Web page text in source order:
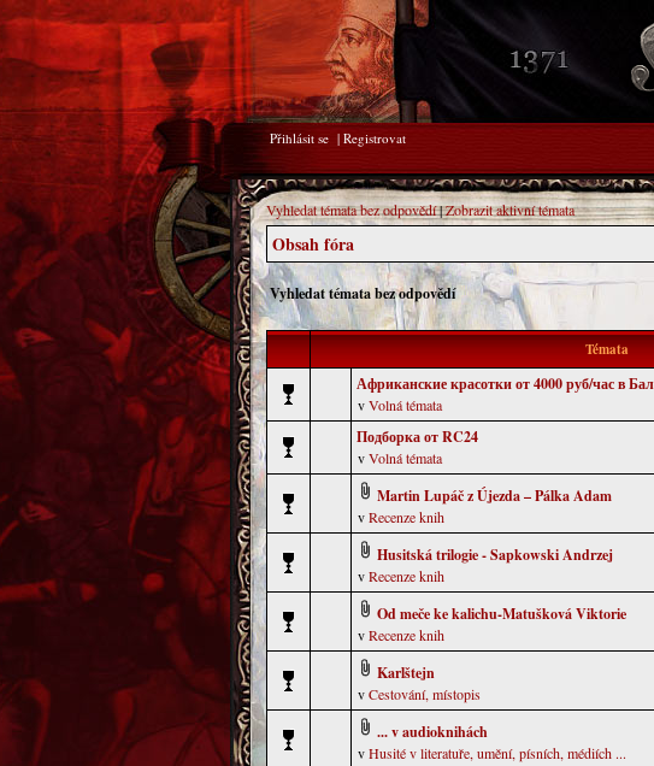
Přihlásit se | Registrovat
Vyhledat témata bez odpovědí|Zobrazit aktivní témata
Obsah fóra
Vyhledat témata bez odpovědí
Témata
Африканские красотки от 4000 руб/час в
vVolná témata
Подборка от RC24
vVolná témata
Martin Lupáč z Újezda – Pálka Adam
vRecenze knih
Husitská trilogie - Sapkowski Andrzej
vRecenze knih
Od meče ke kalichu-Matušková Viktorie
vRecenze knih
Karlštejn
vCestování, místopis
... v audioknihách
vHusité v literatuře, umění, písních, médiích ...